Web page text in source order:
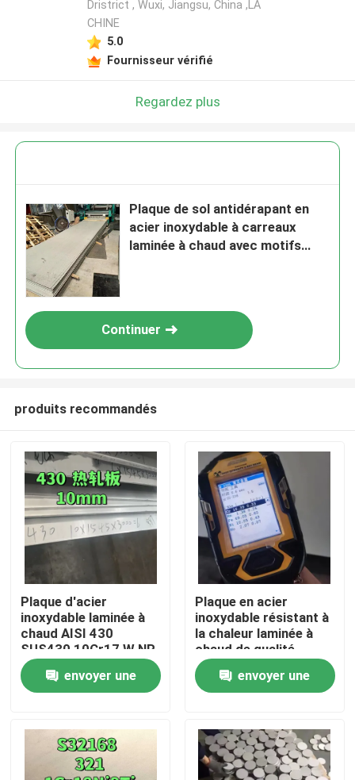
À la maison
Vidéos
Dristrict , Wuxi, Jiangsu, China ,LA
CHINE
5.0
Fournisseur vérifié
Regardez plus
Plaque de sol antidérapant en
acier inoxydable à carreaux
laminée à chaud avec motifs
Continuer
produits recommandés
Plaque d'acier
inoxydable laminée à
chaud AISI 430
SUS430 10Cr17 W.NR
1.4016 Surface NO.1
10*1500*6000
envoyer une
Plaque en acier
inoxydable résistant à
la chaleur laminée à
chaud de qualité
253MA / S30815 avec
surface de décapage
envoyer une